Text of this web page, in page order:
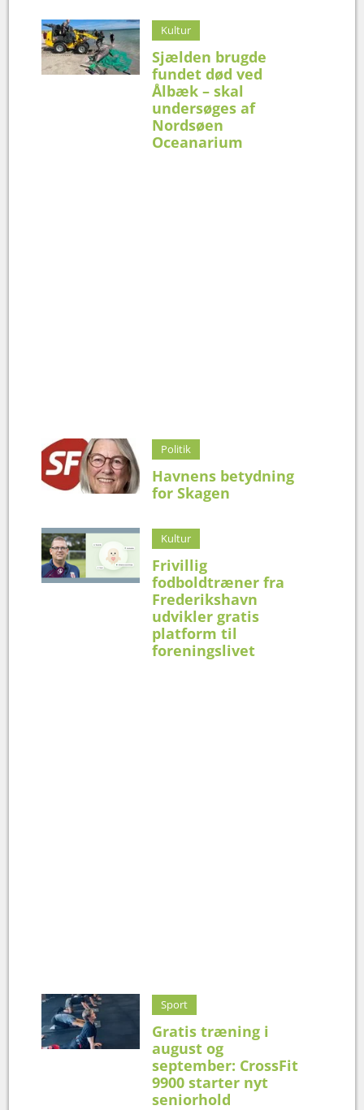
Kultur
Sjælden brugde
fundet død ved
Ålbæk – skal
undersøges af
Nordsøen
Oceanarium
Politik
Havnens betydning
for Skagen
Kultur
Frivillig
fodboldtræner fra
Frederikshavn
udvikler gratis
platform til
foreningslivet
Sport
Gratis træning i
august og
september: CrossFit
9900 starter nyt
seniorhold